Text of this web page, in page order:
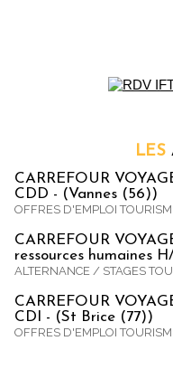
LES
CARREFOUR
CDD - (Vannes (56))
OFFRES D'EMPLOI
CARREFOUR
ressources humaines
ALTERNANCE / STAGES
CARREFOUR
CDI - (St Brice (77))
OFFRES D'EMPLOI